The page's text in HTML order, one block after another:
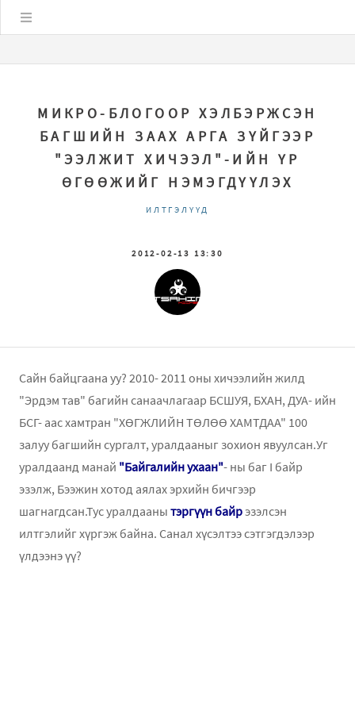
МИКРО-БЛОГООР ХЭЛБЭРЖСЭН
БАГШИЙН ЗААХ АРГА ЗҮЙГЭЭР
"ЭЭЛЖИТ ХИЧЭЭЛ"-ИЙН ҮР
ӨГӨӨЖИЙГ НЭМЭГДҮҮЛЭХ
ИЛТГЭЛҮҮД
2012-02-13 13:30
Сайн байцгаана уу? 2010- 2011 оны хичээлийн жилд
"Эрдэм тав" багийн санаачлагаар БСШУЯ, БХАН, ДУА- ийн
БСГ- аас хамтран "ХӨГЖЛИЙН ТӨЛӨӨ ХАМТДАА" 100
залуу багшийн сургалт, уралдааныг зохион явуулсан.Уг
уралдаанд манай "Байгалийн ухаан"- ны баг I байр
эзэлж, Бээжин хотод аялах эрхийн бичгээр
шагнагдсан.Тус уралдааны тэргүүн байрэзэлсэн
илтгэлийг хүргэж байна. Санал хүсэлтээ сэтгэгдэлээр
үлдээнэ үү?